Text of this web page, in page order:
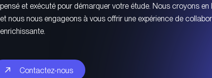
pensé et exécuté pour démarquer votre étude. Nous croyons en
et nous nous engageons à vous offrir une expérience de
enrichissante.
Contactez-nous